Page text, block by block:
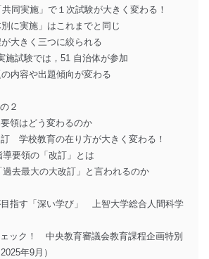
同実施」で１次試験が大きく変わる！
に実施」はこれまでと同じ
大きく三つに絞られる
試験では，51 自治体が参加
内容や出題傾向が変わる
２
領はどう変わるのか
学校教育の在り方が大きく変わる！
要領の「改訂」とは
去最大の大改訂」と言われるのか
指す「深い学び」 上智大学総合人間科学
ック！ 中央教育審議会教育課程企画特別
年9月）